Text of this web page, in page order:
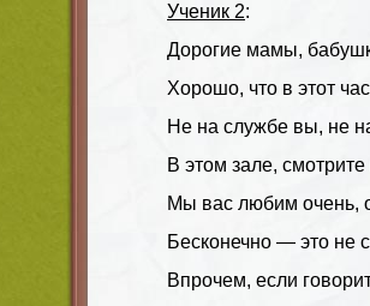
Ученик 2:
Дорогие мамы,
Хорошо, что в этот час
Не на службе вы, не
В этом зале, смотрите
Мы вас любим очень,
Бесконечно — это не
Впрочем, если